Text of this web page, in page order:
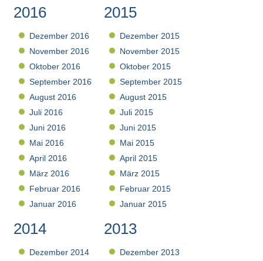
2016
Dezember 2016
November 2016
Oktober 2016
September 2016
August 2016
Juli 2016
Juni 2016
Mai 2016
April 2016
März 2016
Februar 2016
Januar 2016
2015
Dezember 2015
November 2015
Oktober 2015
September 2015
August 2015
Juli 2015
Juni 2015
Mai 2015
April 2015
März 2015
Februar 2015
Januar 2015
2014
Dezember 2014
2013
Dezember 2013